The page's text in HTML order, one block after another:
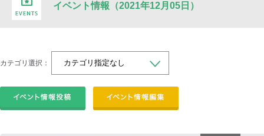
イベント情報（2021年12月05日）
カテゴリ選択：